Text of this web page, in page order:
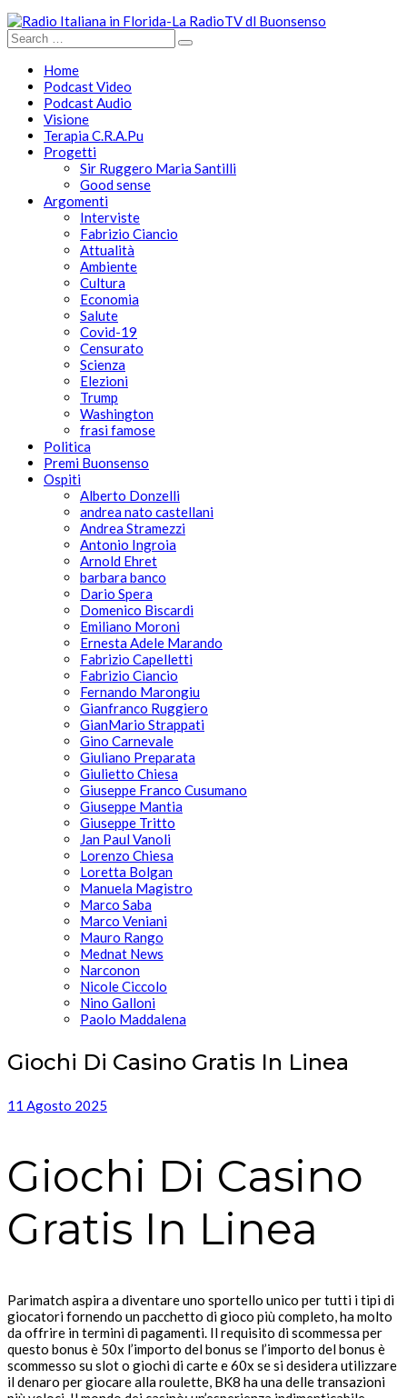
Home
Podcast Video
Podcast Audio
Visione
Terapia C.R.A.Pu
Progetti
Sir Ruggero Maria Santilli
Good sense
Argomenti
Interviste
Fabrizio Ciancio
Attualità
Ambiente
Cultura
Economia
Salute
Covid-19
Censurato
Scienza
Elezioni
Trump
Washington
frasi famose
Politica
Premi Buonsenso
Ospiti
Alberto Donzelli
andrea nato castellani
Andrea Stramezzi
Antonio Ingroia
Arnold Ehret
barbara banco
Dario Spera
Domenico Biscardi
Emiliano Moroni
Ernesta Adele Marando
Fabrizio Capelletti
Fabrizio Ciancio
Fernando Marongiu
Gianfranco Ruggiero
GianMario Strappati
Gino Carnevale
Giuliano Preparata
Giulietto Chiesa
Giuseppe Franco Cusumano
Giuseppe Mantia
Giuseppe Tritto
Jan Paul Vanoli
Lorenzo Chiesa
Loretta Bolgan
Manuela Magistro
Marco Saba
Marco Veniani
Mauro Rango
Mednat News
Narconon
Nicole Ciccolo
Nino Galloni
Paolo Maddalena
Giochi Di Casino Gratis In Linea
11 Agosto 2025
Giochi Di Casino
Gratis In Linea
Parimatch aspira a diventare uno sportello unico per tutti i tipi di
giocatori fornendo un pacchetto di gioco più completo, ha molto
da offrire in termini di pagamenti. Il requisito di scommessa per
questo bonus è 50x l’importo del bonus se l’importo del bonus è
scommesso su slot o giochi di carte e 60x se si desidera utilizzare
il denaro per giocare alla roulette, BK8 ha una delle transazioni